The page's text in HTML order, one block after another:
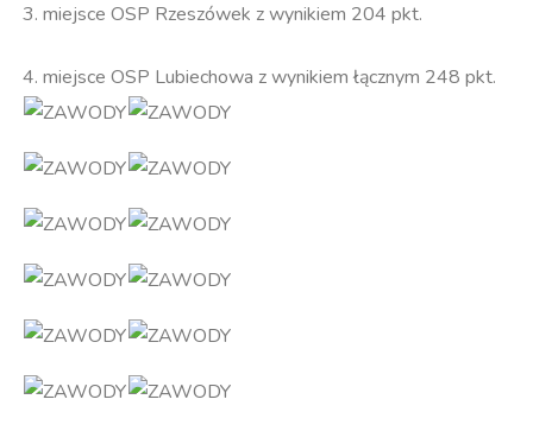
3. miejsce OSP Rzeszówek z wynikiem 204 pkt.
4. miejsce OSP Lubiechowa z wynikiem łącznym 248 pkt.